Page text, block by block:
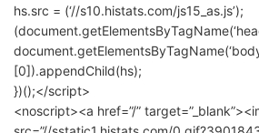
hs.src = (‘//s10.histats.com/js15_as.js’);
[0]).appendChild(hs);
})();</script>
<noscript><a href=”/”